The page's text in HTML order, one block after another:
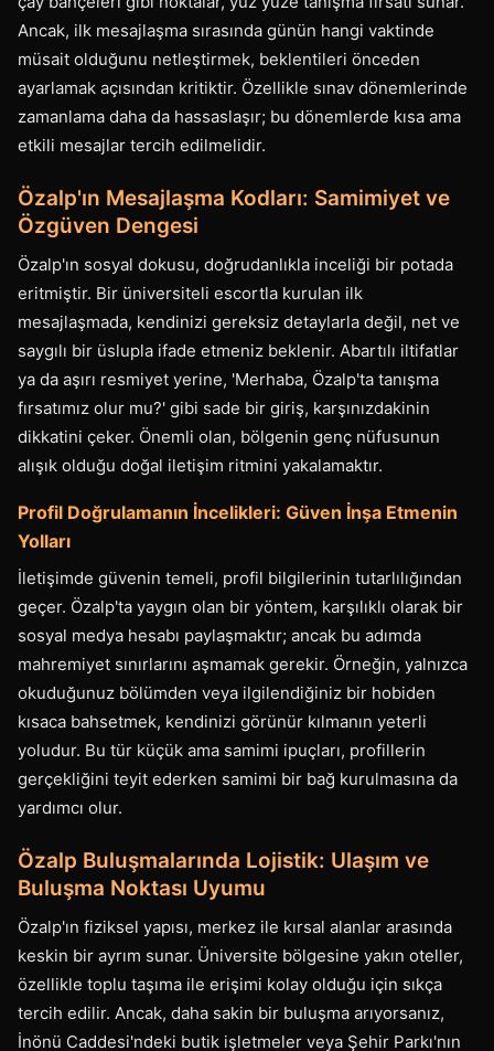
Ancak, ilk mesajlaşma sırasında günün hangi vaktinde
müsait olduğunu netleştirmek, beklentileri önceden
ayarlamak açısından kritiktir. Özellikle sınav dönemlerinde
zamanlama daha da hassaslaşır; bu dönemlerde kısa ama
etkili mesajlar tercih edilmelidir.
Özalp'ın Mesajlaşma Kodları: Samimiyet ve
Özgüven Dengesi
Özalp'ın sosyal dokusu, doğrudanlıkla inceliği bir potada
eritmiştir. Bir üniversiteli escortla kurulan ilk
mesajlaşmada, kendinizi gereksiz detaylarla değil, net ve
saygılı bir üslupla ifade etmeniz beklenir. Abartılı iltifatlar
ya da aşırı resmiyet yerine, 'Merhaba, Özalp'ta tanışma
fırsatımız olur mu?' gibi sade bir giriş, karşınızdakinin
dikkatini çeker. Önemli olan, bölgenin genç nüfusunun
alışık olduğu doğal iletişim ritmini yakalamaktır.
Profil Doğrulamanın İncelikleri: Güven İnşa Etmenin
Yolları
İletişimde güvenin temeli, profil bilgilerinin tutarlılığından
geçer. Özalp'ta yaygın olan bir yöntem, karşılıklı olarak bir
sosyal medya hesabı paylaşmaktır; ancak bu adımda
mahremiyet sınırlarını aşmamak gerekir. Örneğin, yalnızca
okuduğunuz bölümden veya ilgilendiğiniz bir hobiden
kısaca bahsetmek, kendinizi görünür kılmanın yeterli
yoludur. Bu tür küçük ama samimi ipuçları, profillerin
gerçekliğini teyit ederken samimi bir bağ kurulmasına da
yardımcı olur.
Özalp Buluşmalarında Lojistik: Ulaşım ve
Buluşma Noktası Uyumu
Özalp'ın fiziksel yapısı, merkez ile kırsal alanlar arasında
keskin bir ayrım sunar. Üniversite bölgesine yakın oteller,
özellikle toplu taşıma ile erişimi kolay olduğu için sıkça
tercih edilir. Ancak, daha sakin bir buluşma arıyorsanız,
İnönü Caddesi'ndeki butik işletmeler veya Şehir Parkı'nın